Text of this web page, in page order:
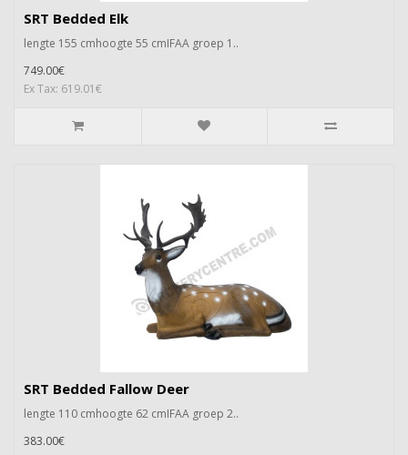
SRT Bedded Elk
lengte 155 cmhoogte 55 cmIFAA groep 1..
749.00€
Ex Tax: 619.01€
SRT Bedded Fallow Deer
lengte 110 cmhoogte 62 cmIFAA groep 2..
383.00€